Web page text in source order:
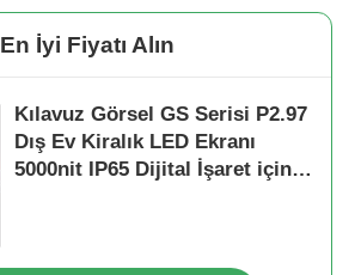
En İyi Fiyatı Alın
Kılavuz Görsel GS Serisi P2.97
Dış Ev Kiralık LED Ekranı
5000nit IP65 Dijital İşaret için,